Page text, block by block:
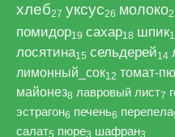
хлеб27 уксус26 молоко
помидор19 сахар18 шпик
лосятина15 сельдерей14
лимонный_сок12 томат-
майонез8 лавровый лист7
эстрагон6 печень6 перепела
салат пюре шафран